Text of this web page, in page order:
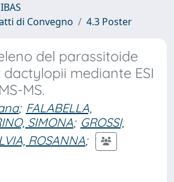
di Convegno
4.3 Poster
del parassitoide
mediante ESI
MS.
; FALABELLA,
SIMONA; GROSSI,
ROSANNA;